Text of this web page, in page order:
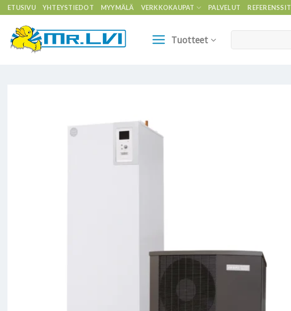
Skip
to
content
ETUSIVU YHTEYSTIEDOT MYYMÄLÄ VERKKOKAUPAT PALVELUT REFERENSSIT
Tuotteet